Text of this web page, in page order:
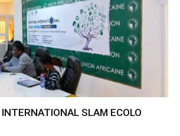
SLAM ECOLO